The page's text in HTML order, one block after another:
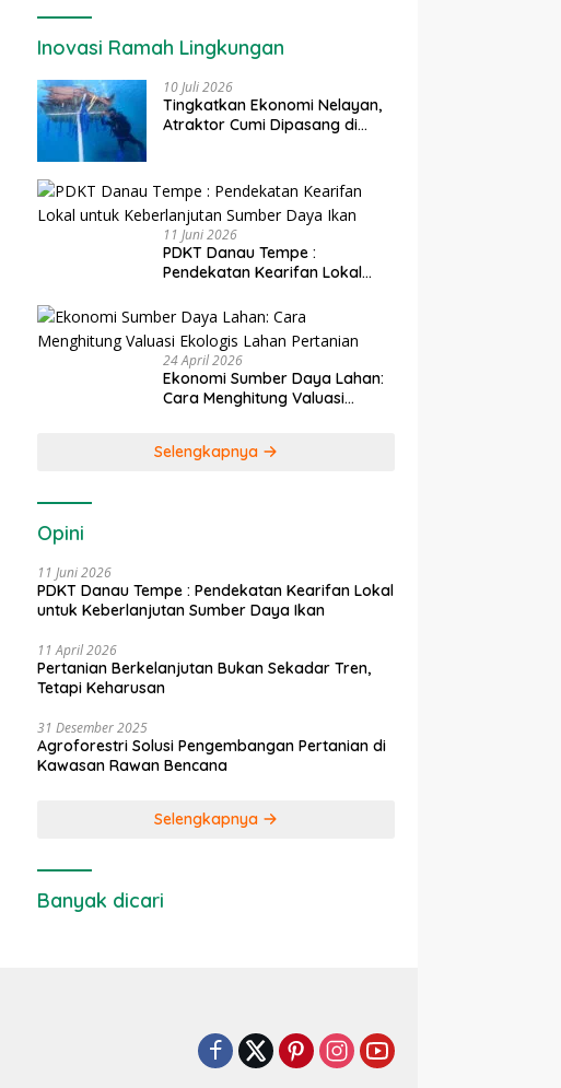
Inovasi Ramah Lingkungan
10 Juli 2026
Tingkatkan Ekonomi Nelayan,
Atraktor Cumi Dipasang di
11 Juni 2026
PDKT Danau Tempe :
Pendekatan Kearifan Lokal
Daya Ikan
24 April 2026
Ekonomi Sumber Daya Lahan:
Cara Menghitung Valuasi
Selengkapnya
Opini
11 Juni 2026
PDKT Danau Tempe : Pendekatan Kearifan Lokal
untuk Keberlanjutan Sumber Daya Ikan
11 April 2026
Pertanian Berkelanjutan Bukan Sekadar Tren,
Tetapi Keharusan
31 Desember 2025
Agroforestri Solusi Pengembangan Pertanian di
Kawasan Rawan Bencana
Selengkapnya
Banyak dicari